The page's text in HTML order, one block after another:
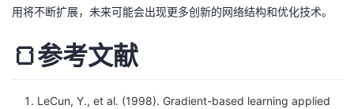
用将不断扩展，未来可能会出现更多创新的网络结构和优化技术。
🍞参考文献
LeCun, Y., et al. (1998). Gradient-based learning applied